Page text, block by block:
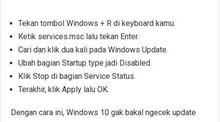
Tekan tombol Windows + R di keyboard kamu.
Ketik services.msc lalu tekan Enter.
Cari dan klik dua kali pada Windows Update.
Ubah bagian Startup type jadi Disabled.
Klik Stop di bagian Service Status.
Terakhir, klik Apply lalu OK.
Dengan cara ini, Windows 10 gak bakal ngecek update